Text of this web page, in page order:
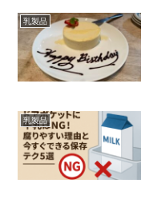
乳製品
乳製品